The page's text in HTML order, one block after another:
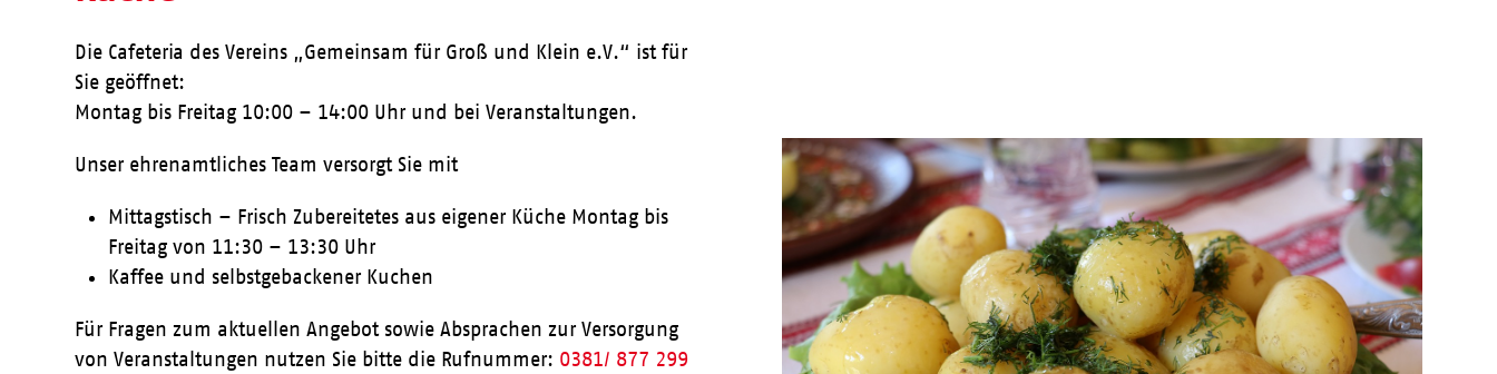
Die Cafeteria des Vereins „Gemeinsam für Groß und Klein e.V.“ ist für
Sie geöffnet:
Montag bis Freitag 10:00 – 14:00 Uhr und bei Veranstaltungen.
Unser ehrenamtliches Team versorgt Sie mit
Mittagstisch – Frisch Zubereitetes aus eigener Küche Montag bis
Freitag von 11:30 – 13:30 Uhr
Kaffee und selbstgebackener Kuchen
Für Fragen zum aktuellen Angebot sowie Absprachen zur Versorgung
von Veranstaltungen nutzen Sie bitte die Rufnummer: 0381/ 877 299